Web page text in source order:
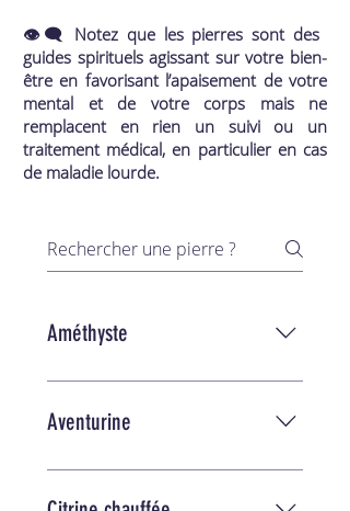
​👁‍🗨 Notez que les pierres sont des
guides spirituels agissant sur votre bien-
être en favorisant l’apaisement de votre
mental et de votre corps mais ne
remplacent en rien un suivi ou un
traitement médical, en particulier en cas
de maladie lourde.
Améthyste
L’Améthyste est amplificatrice
d’énergie et possède des propriétés
spirituelle. Elle est très efficace pour
Aventurine
L’Aventurine est une pierre de
douceur et d’apaisement. Elle